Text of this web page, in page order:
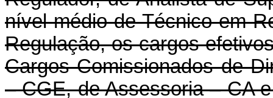
nível médio de Técnico em
Regulação, os cargos
Cargos Comissionados de
– CGE, de Assessoria – CA